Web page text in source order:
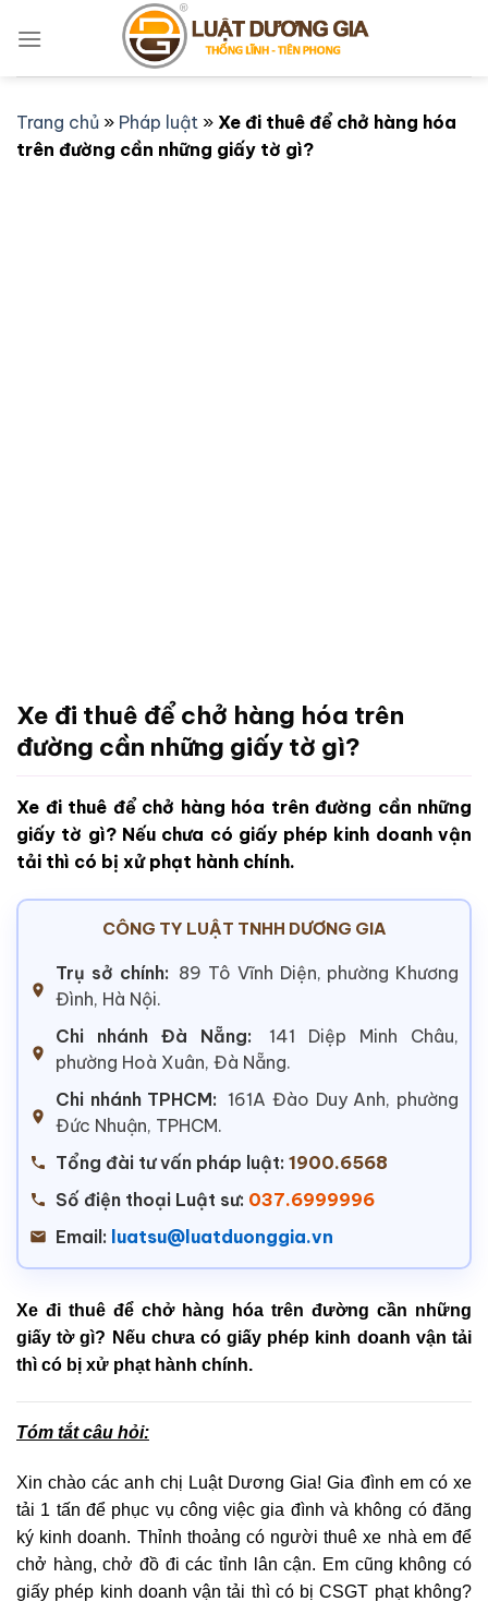
qua
Trang chủ » Pháp luật » Xe đi thuê để chở hàng hóa
trên đường cần những giấy tờ gì?
Xe đi thuê để chở hàng hóa trên
đường cần những giấy tờ gì?
Xe đi thuê để chở hàng hóa trên đường cần những
giấy tờ gì? Nếu chưa có giấy phép kinh doanh vận
tải thì có bị xử phạt hành chính.
CÔNG TY LUẬT TNHH DƯƠNG GIA
Trụ sở chính: 89 Tô Vĩnh Diện, phường Khương
Đình, Hà Nội.
Chi nhánh Đà Nẵng:
141 Diệp Minh Châu,
phường Hoà Xuân, Đà Nẵng.
Chi nhánh TPHCM: 161A Đào Duy Anh, phường
Đức Nhuận, TPHCM.
Tổng đài tư vấn pháp luật: 1900.6568
Số điện thoại Luật sư: 037.6999996
Email: luatsu@luatduonggia.vn
Xe đi thuê để chở hàng hóa trên đường cần những
giấy tờ gì? Nếu chưa có giấy phép kinh doanh vận tải
thì có bị xử phạt hành chính.
Tóm tắt câu hỏi:
Xin chào các anh chị Luật Dương Gia! Gia đình em có xe
tải 1 tấn để phục vụ công việc gia đình và không có đăng
ký kinh doanh. Thỉnh thoảng có người thuê xe nhà em để
chở hàng, chở đồ đi các tỉnh lân cận. Em cũng không có
giấy phép kinh doanh vận tải thì có bị CSGT phạt không?